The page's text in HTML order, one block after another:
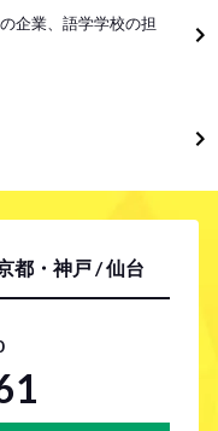
都・神戸 / 仙台
企業、語学学校の担